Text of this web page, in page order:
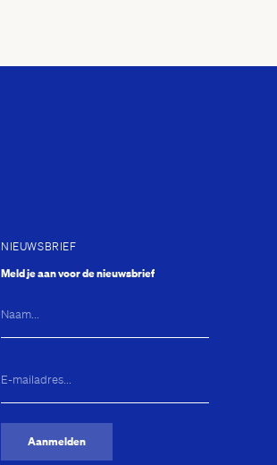
NIEUWSBRIEF
Meld je aan voor de nieuwsbrief
mailadres...
Aanmelden